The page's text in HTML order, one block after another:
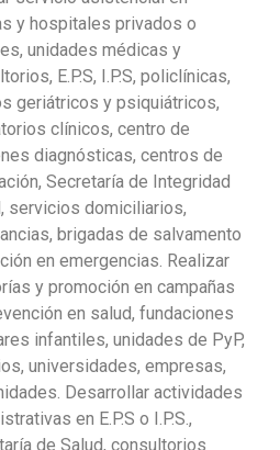
y hospitales privados o
unidades médicas y
E.P.S, I.P.S, policlínicas,
geriátricos y psiquiátricos,
clínicos, centro de
diagnósticas, centros de
Secretaría de Integridad
servicios domiciliarios,
brigadas de salvamento
en emergencias. Realizar
y promoción en campañas
en salud, fundaciones
infantiles, unidades de PyP,
universidades, empresas,
Desarrollar actividades
en E.P.S o I.P.S.,
de Salud, consultorios